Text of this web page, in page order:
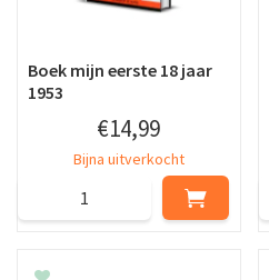
Boek mijn eerste 18 jaar
1953
€14,99
Bijna uitverkocht